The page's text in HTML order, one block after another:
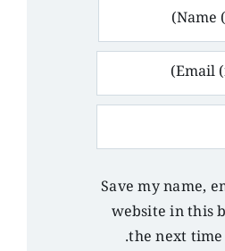
Save my name,
website in this
the next